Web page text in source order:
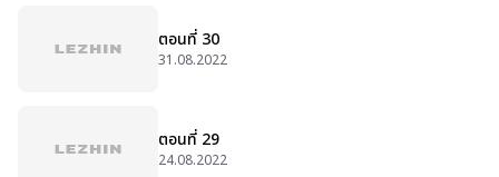
ตอนที่ 30
31.08.2022
ตอนที่ 29
24.08.2022